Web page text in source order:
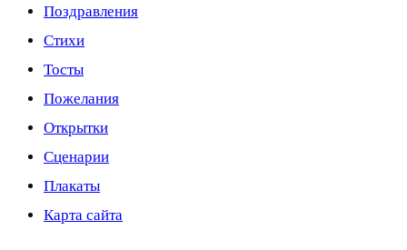
Поздравления
Стихи
Тосты
Пожелания
Открытки
Сценарии
Плакаты
Карта сайта